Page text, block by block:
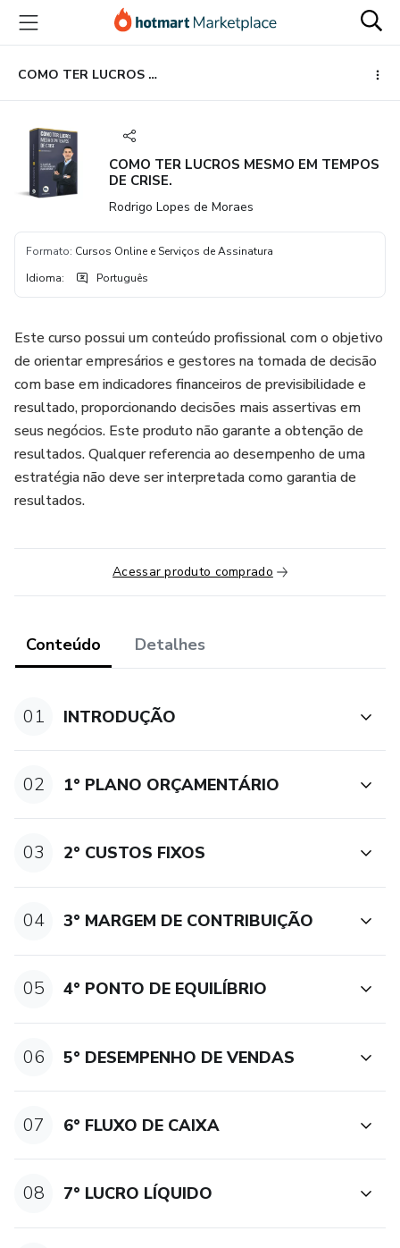
para
conteúdo
principal
para
pagamento
para
rodapé
COMO TER LUCROS MESMO EM TEMPOS DE CRISE.
COMO TER LUCROS MESMO EM TEMPOS
DE CRISE.
Rodrigo Lopes de Moraes
Formato: Cursos Online e Serviços de Assinatura
Idioma: Português
Este curso possui um conteúdo profissional com o objetivo
de orientar empresários e gestores na tomada de decisão
com base em indicadores financeiros de previsibilidade e
resultado, proporcionando decisões mais assertivas em
seus negócios. Este produto não garante a obtenção de
resultados. Qualquer referencia ao desempenho de uma
estratégia não deve ser interpretada como garantia de
resultados.
Acessar produto comprado
Conteúdo Detalhes
01 INTRODUÇÃO
02 1° PLANO ORÇAMENTÁRIO
03 2° CUSTOS FIXOS
04 3° MARGEM DE CONTRIBUIÇÃO
05 4° PONTO DE EQUILÍBRIO
06 5° DESEMPENHO DE VENDAS
07 6° FLUXO DE CAIXA
08 7° LUCRO LÍQUIDO